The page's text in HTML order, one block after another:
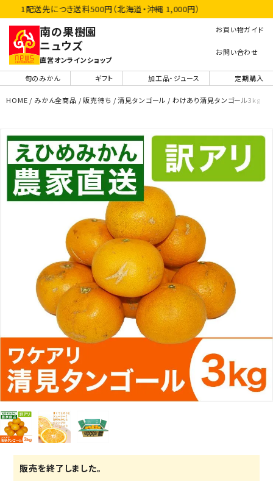
1配送先につき送料500円（北海道・沖縄 1,000円）
南の果樹園
ニュウズ
直営オンラインショップ
旬のみかん
ギフト 加工品・ジュース 定期購入
お買い物ガイド
お問い合わせ
HOME みかん全商品 販売待ち 清見タンゴール わけあり清見タンゴール3kg
販売を終了しました。